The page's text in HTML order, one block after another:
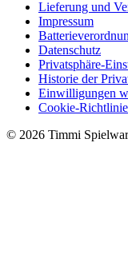
Lieferung und
Impressum
Datenschutz
Privatsphäre-
Historie der
Einwilligungen
Cookie-
© 2026 Timmi